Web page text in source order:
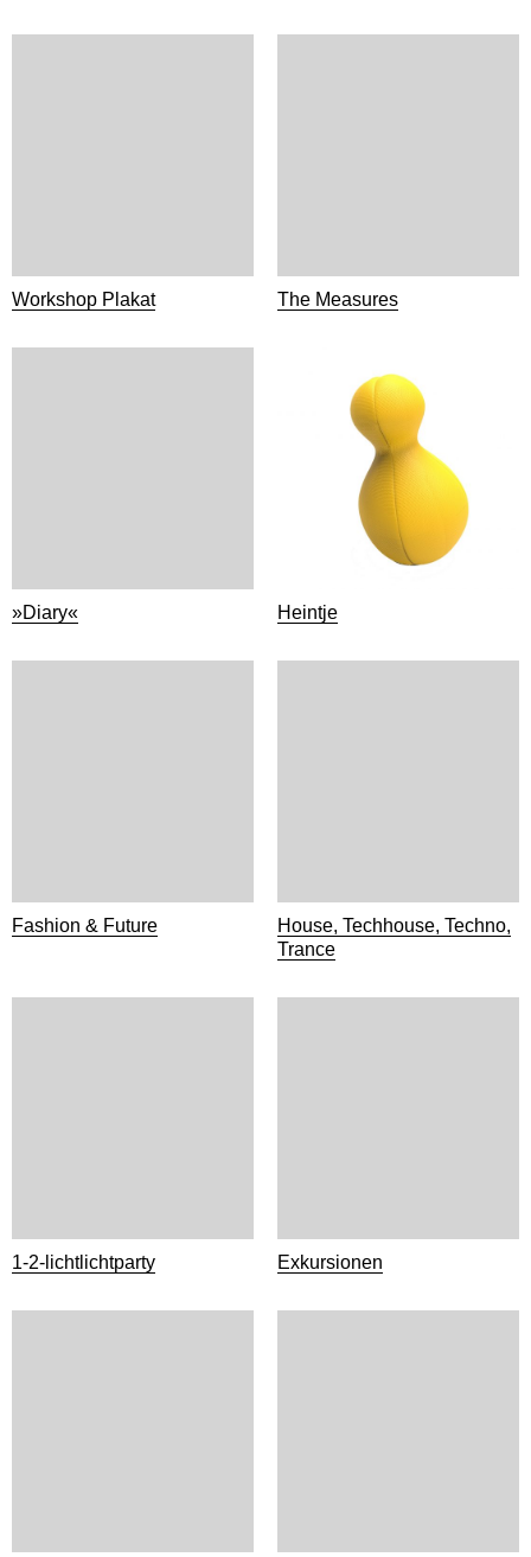
Workshop Plakat The Measures
»Diary« Heintje
Fashion & Future
House, Techhouse, Techno,
Trance
1-2-lichtlichtparty Exkursionen